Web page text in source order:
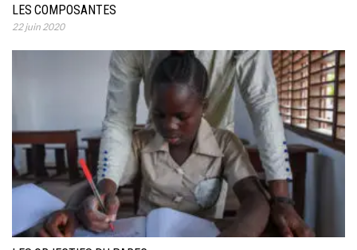
LES COMPOSANTES
22 juin 2020